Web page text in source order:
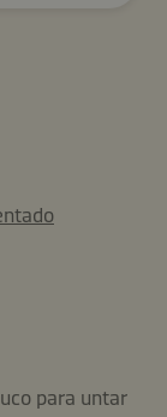
para untar